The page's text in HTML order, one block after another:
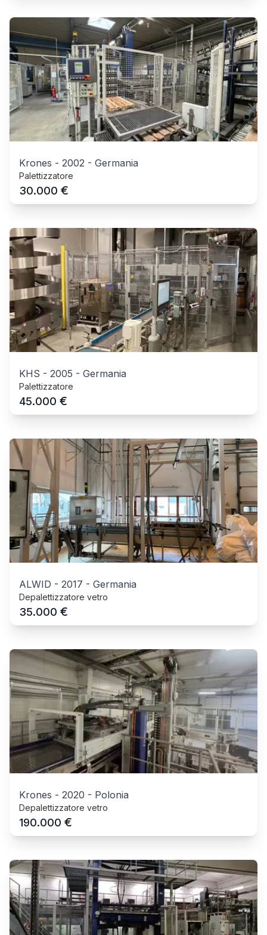
Krones - 2002 - Germania
Palettizzatore
30.000 €
KHS - 2005 - Germania
Palettizzatore
45.000 €
ALWID - 2017 - Germania
Depalettizzatore vetro
35.000 €
Krones - 2020 - Polonia
Depalettizzatore vetro
190.000 €